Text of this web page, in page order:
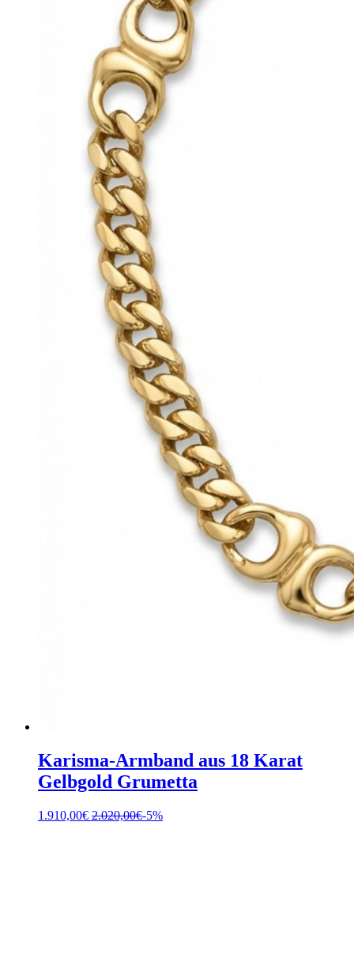
Karisma-Armband aus 18 Karat
Gelbgold Grumetta
1.910,00€ 2.020,00€-5%